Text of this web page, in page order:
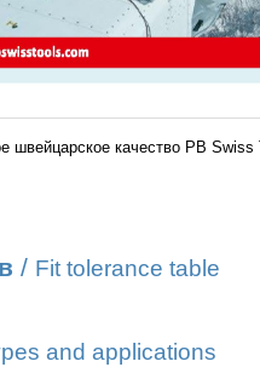
швейцарское качество РВ
/ Fit tolerance table
and applications